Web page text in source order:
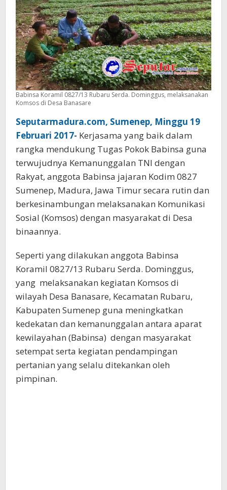
Babinsa Koramil 0827/13 Rubaru Serda. Dominggus, melaksanakan
Komsos di Desa Banasare
Seputarmadura.com, Sumenep, Minggu 19
Februari 2017- Kerjasama yang baik dalam
rangka mendukung Tugas Pokok Babinsa guna
terwujudnya Kemanunggalan TNI dengan
Rakyat, anggota Babinsa jajaran Kodim 0827
Sumenep, Madura, Jawa Timur secara rutin dan
berkesinambungan melaksanakan Komunikasi
Sosial (Komsos) dengan masyarakat di Desa
binaannya.
Seperti yang dilakukan anggota Babinsa
Koramil 0827/13 Rubaru Serda. Dominggus,
yang melaksanakan kegiatan Komsos di
wilayah Desa Banasare, Kecamatan Rubaru,
Kabupaten Sumenep guna meningkatkan
kedekatan dan kemanunggalan antara aparat
kewilayahan (Babinsa) dengan masyarakat
setempat serta kegiatan pendampingan
pertanian yang selalu ditekankan oleh
pimpinan.